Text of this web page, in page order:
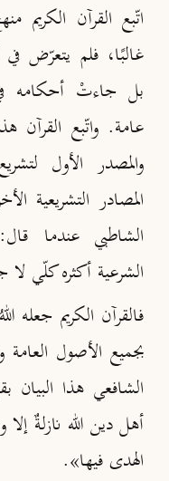
اتّبع القرآن الكريم
غالبًا، فلم يتعرّض
بل جاءتْ أحكامه
عامة. واتّبع القرآن
والمصدر الأول
المصادر التشريعية
الشاطبي عندما
الشرعية أكثره كلّي
فالقرآن الكريم جعله
بجميع الأصول العامة
الشافعي هذا
أهل دين الله نازلةٌ
الهدى فيها».